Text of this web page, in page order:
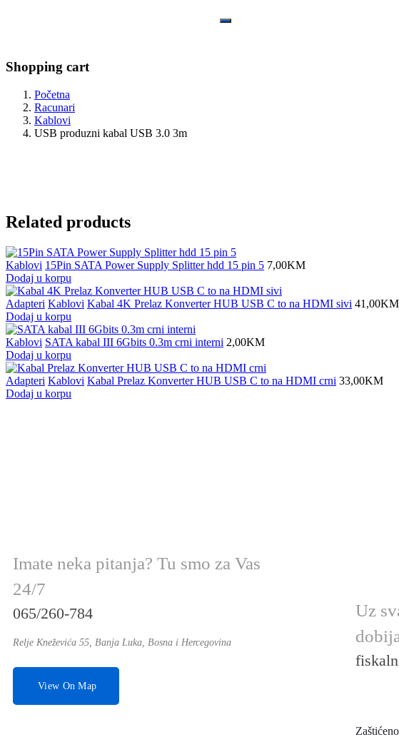
Shopping cart
Početna
Racunari
Kablovi
USB produzni kabal USB 3.0 3m
Related products
Kablovi 15Pin SATA Power Supply Splitter hdd 15 pin 5 7,00KM
Dodaj u korpu
Adapteri Kablovi Kabal 4K Prelaz Konverter HUB USB C to na HDMI sivi 41,00KM
Dodaj u korpu
Kablovi SATA kabal III 6Gbits 0.3m crni interni 2,00KM
Dodaj u korpu
Adapteri Kablovi Kabal Prelaz Konverter HUB USB C to na HDMI crni 33,00KM
Dodaj u korpu
Imate neka pitanja? Tu smo za Vas
24/7
065/260-784
Relje Kneževića 55, Banja Luka, Bosna i Hercegovina
View On Map
Uz